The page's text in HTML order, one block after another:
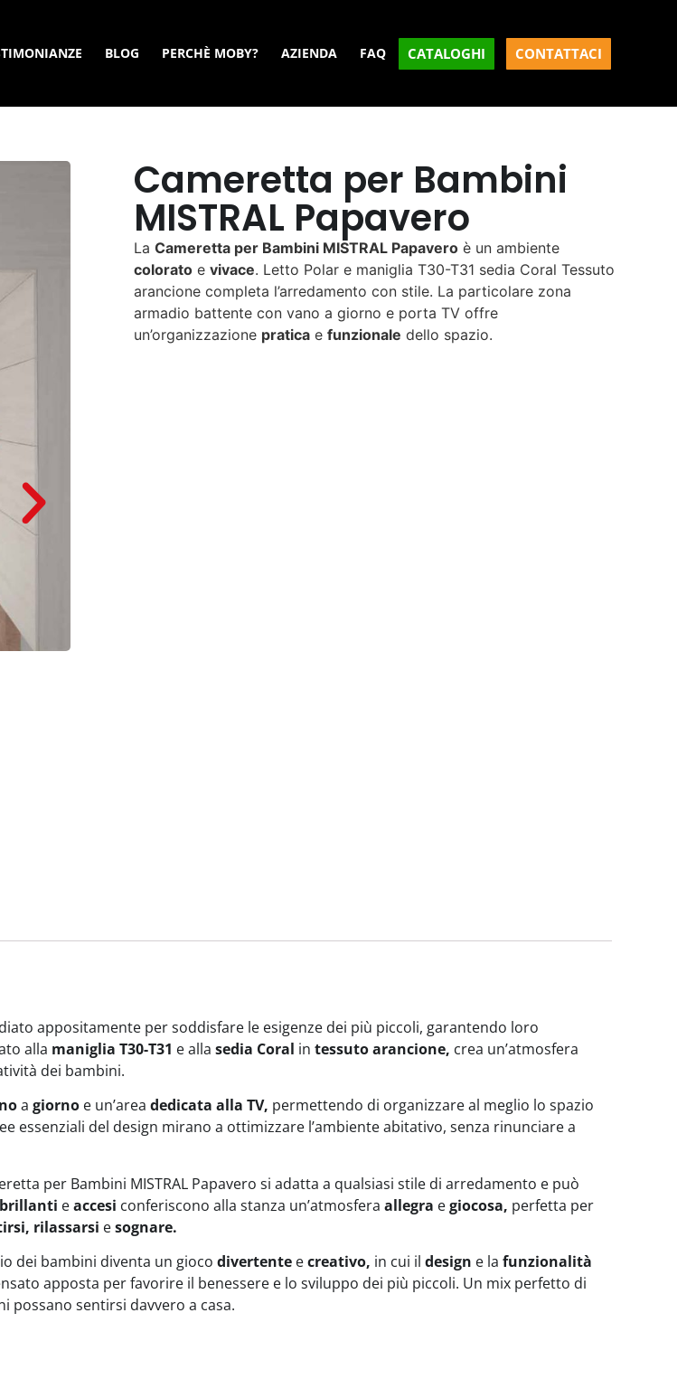
BLOG PERCHÈ MOBY? AZIENDA FAQ CATALOGHI CONTATTACI
Cameretta per Bambini
MISTRAL Papavero
LaCameretta per Bambini MISTRAL Papavero è un ambiente
colorato evivace. Letto Polar e maniglia T30-T31 sedia Coral Tessuto
arancione completa l’arredamento con stile. La particolare zona
armadio battente con vano a giorno e porta TV offre
un’organizzazione pratica efunzionale dello spazio.
appositamente per soddisfare le esigenze dei più piccoli, garantendo loro
alla maniglia T30-T31 e alla sedia Coral in tessuto arancione, crea un’atmosfera
dei bambini.
a giorno e un’area dedicata alla TV, permettendo di organizzare al meglio lo spazio
essenziali del design mirano a ottimizzare l’ambiente abitativo, senza rinunciare a
per Bambini MISTRAL Papavero si adatta a qualsiasi stile di arredamento e può
eaccesi conferiscono alla stanza un’atmosfera allegra egiocosa, perfetta per
rilassarsi esognare.
dei bambini diventa un gioco divertente ecreativo, in cui il design e la funzionalità
apposta per favorire il benessere e lo sviluppo dei più piccoli. Un mix perfetto di
possano sentirsi davvero a casa.